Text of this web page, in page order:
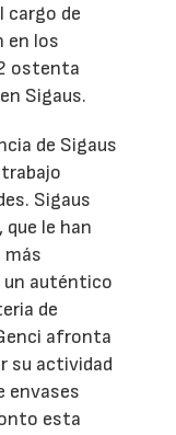
cargo de
en los
ostenta
Sigaus.
de Sigaus
Sigaus
le han
más
un auténtico
de
afronta
su actividad
envases
esta